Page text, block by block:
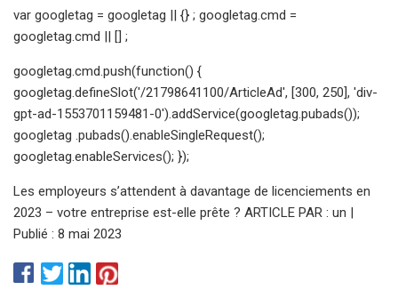
var googletag = googletag || {} ; googletag.cmd =
googletag.cmd || [] ;
googletag.cmd.push(function() {
googletag.defineSlot('/21798641100/ArticleAd', [300, 250], 'div-
gpt-ad-1553701159481-0').addService(googletag.pubads());
googletag .pubads().enableSingleRequest();
googletag.enableServices(); });
Les employeurs s’attendent à davantage de licenciements en
2023 – votre entreprise est-elle prête ? ARTICLE PAR : un |
Publié : 8 mai 2023